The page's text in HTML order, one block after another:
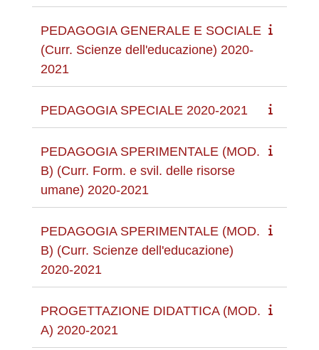
PEDAGOGIA GENERALE E SOCIALE
(Curr. Scienze dell'educazione) 2020-
2021
PEDAGOGIA SPECIALE 2020-2021
PEDAGOGIA SPERIMENTALE (MOD.
B) (Curr. Form. e svil. delle risorse
umane) 2020-2021
PEDAGOGIA SPERIMENTALE (MOD.
B) (Curr. Scienze dell'educazione)
2020-2021
PROGETTAZIONE DIDATTICA (MOD.
A) 2020-2021